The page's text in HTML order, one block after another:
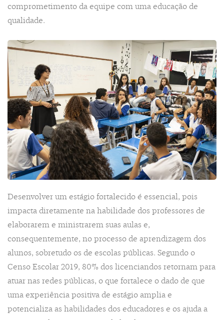
comprometimento da equipe com uma educação de
qualidade.
Desenvolver um estágio fortalecido é essencial, pois
impacta diretamente na habilidade dos professores de
elaborarem e ministrarem suas aulas e,
consequentemente, no processo de aprendizagem dos
alunos, sobretudo os de escolas públicas. Segundo o
Censo Escolar 2019, 80% dos licenciandos retornam para
atuar nas redes públicas, o que fortalece o dado de que
uma experiência positiva de estágio amplia e
potencializa as habilidades dos educadores e os ajuda a